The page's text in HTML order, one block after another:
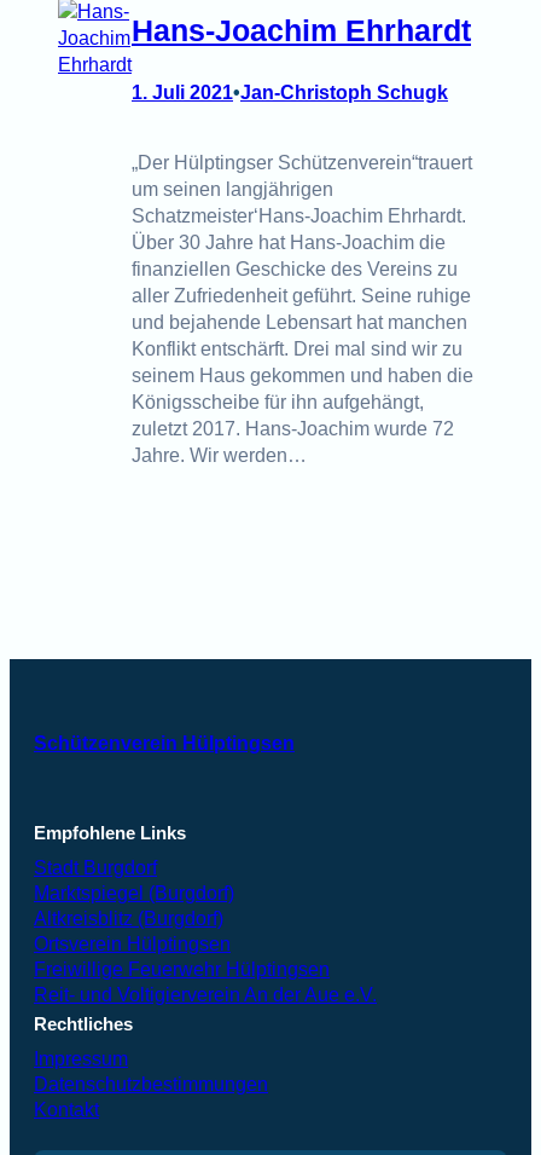
Hans-Joachim Ehrhardt
1. Juli 2021•Jan-Christoph Schugk
„Der Hülptingser Schützenverein“trauert
um seinen langjährigen
Schatzmeister‘Hans-Joachim Ehrhardt.
Über 30 Jahre hat Hans-Joachim die
finanziellen Geschicke des Vereins zu
aller Zufriedenheit geführt. Seine ruhige
und bejahende Lebensart hat manchen
Konflikt entschärft. Drei mal sind wir zu
seinem Haus gekommen und haben die
Königsscheibe für ihn aufgehängt,
zuletzt 2017. Hans-Joachim wurde 72
Jahre. Wir werden…
Schützenverein Hülptingsen
Empfohlene Links
Stadt Burgdorf
Marktspiegel (Burgdorf)
Altkreisblitz (Burgdorf)
Ortsverein Hülptingsen
Freiwillige Feuerwehr Hülptingsen
Reit- und Voltigierverein An der Aue e.V.
Rechtliches
Impressum
Datenschutzbestimmungen
Kontakt